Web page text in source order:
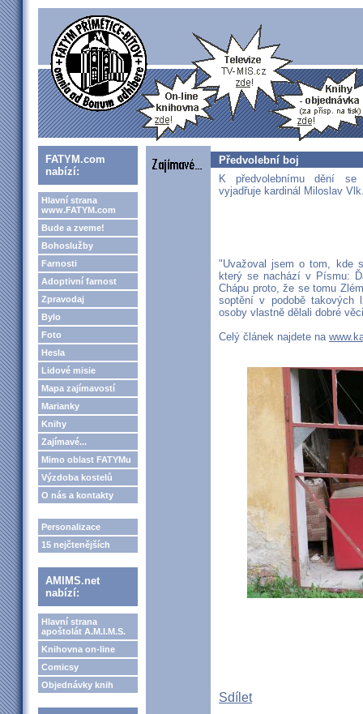
FATYM.com
nabízí:
Hlavní strana
www.FATYM.com
Bude a zveme!
Bohoslužby
Farnosti
Adoptivní farnost
Zpravodaj
Bylo
Foto
Hesla
Lidové misie
Mapa zajímavostí
Marianky
Knihy
Zajímavé...
Mimo oblast FATYMu
Výzdoba kostelů
O nás a kontakty
Personalizace
15 nejčtenějších
AMIMS.net
nabízí:
Hlavní strana
apoštolát A.M.I.M.S.
Knihovna on-line
Comicsy
Objednávky knih
Předvolební boj
K předvolebnímu dění
vyjadřuje kardinál Miloslav
"Uvažoval jsem o tom, kde
který se nachází v Písmu:
Chápu proto, že se tomu
soptění v podobě takových
osoby vlastně dělali dobré
Celý článek najdete na
Sdílet